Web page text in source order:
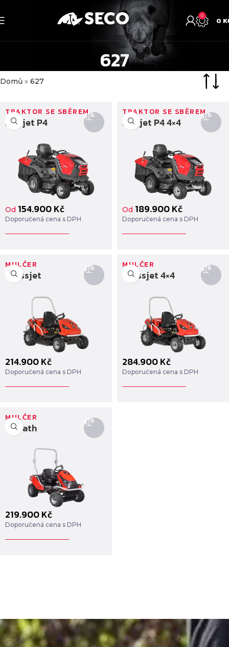
0
0
627
Domů » 627
Starjet P4
TRAKTOR SE SBĚREM
Od 154.900Kč
Doporučená cena s DPH
Starjet P4 4×4
TRAKTOR SE SBĚREM
Od 189.900Kč
Doporučená cena s DPH
Crossjet
MULČER
214.900Kč
Doporučená cena s DPH
Crossjet 4×4
MULČER
284.900Kč
Doporučená cena s DPH
Goliath
MULČER
219.900Kč
Doporučená cena s DPH